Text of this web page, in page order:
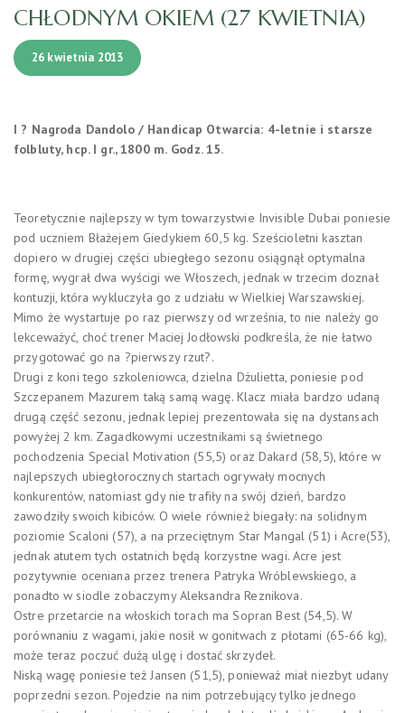
CHŁODNYM OKIEM (27 KWIETNIA)
26 kwietnia 2013
I ? Nagroda Dandolo / Handicap Otwarcia: 4-letnie i starsze
folbluty, hcp. I gr., 1800 m. Godz. 15.
Teoretycznie najlepszy w tym towarzystwie Invisible Dubai poniesie
pod uczniem Błażejem Giedykiem 60,5 kg. Sześcioletni kasztan
dopiero w drugiej części ubiegłego sezonu osiągnął optymalna
formę, wygrał dwa wyścigi we Włoszech, jednak w trzecim doznał
kontuzji, która wykluczyła go z udziału w Wielkiej Warszawskiej.
Mimo że wystartuje po raz pierwszy od września, to nie należy go
lekceważyć, choć trener Maciej Jodłowski podkreśla, że nie łatwo
przygotować go na ?pierwszy rzut?.
Drugi z koni tego szkoleniowca, dzielna Dżulietta, poniesie pod
Szczepanem Mazurem taką samą wagę. Klacz miała bardzo udaną
drugą część sezonu, jednak lepiej prezentowała się na dystansach
powyżej 2 km. Zagadkowymi uczestnikami są świetnego
pochodzenia Special Motivation (55,5) oraz Dakard (58,5), które w
najlepszych ubiegłorocznych startach ogrywały mocnych
konkurentów, natomiast gdy nie trafiły na swój dzień, bardzo
zawodziły swoich kibiców. O wiele również biegały: na solidnym
poziomie Scaloni (57), a na przeciętnym Star Mangal (51) i Acre(53),
jednak atutem tych ostatnich będą korzystne wagi. Acre jest
pozytywnie oceniana przez trenera Patryka Wróblewskiego, a
ponadto w siodle zobaczymy Aleksandra Reznikova.
Ostre przetarcie na włoskich torach ma Sopran Best (54,5). W
porównaniu z wagami, jakie nosił w gonitwach z płotami (65-66 kg),
może teraz poczuć dużą ulgę i dostać skrzydeł.
Niską wagę poniesie też Jansen (51,5), ponieważ miał niezbyt udany
poprzedni sezon. Pojedzie na nim potrzebujący tylko jednego